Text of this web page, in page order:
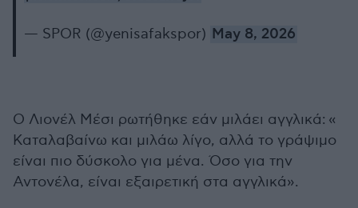
— SPOR (@yenisafakspor) May 8, 2026
Ο Λιονέλ Μέσι ρωτήθηκε εάν μιλάει αγγλικά: «
Καταλαβαίνω και μιλάω λίγο, αλλά το γράψιμο
είναι πιο δύσκολο για μένα. Όσο για την
Αντονέλα, είναι εξαιρετική στα αγγλικά».